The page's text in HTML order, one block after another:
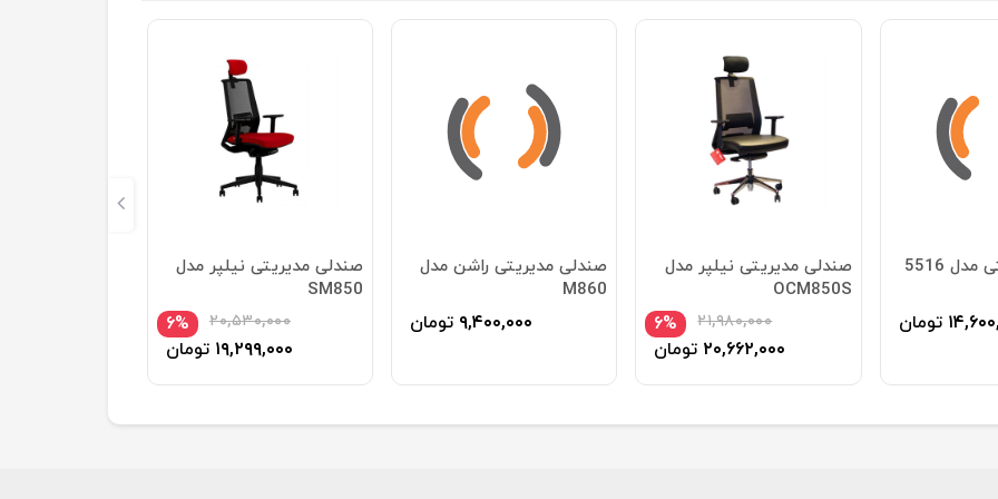
صندلی مدیریتی نیلپر مدل
SM850
۶% ۲۰,۵۳۰,۰۰۰
۱۹,۲۹۹,۰۰۰ تومان
صندلی مدیریتی راشن مدل
M860
۹,۴۰۰,۰۰۰ تومان
صندلی مدیریتی نیلپر مدل
OCM850S
۶% ۲۱,۹۸۰,۰۰۰
۲۰,۶۶۲,۰۰۰ تومان
صندلی مدیریتی مدل 5516
تومان